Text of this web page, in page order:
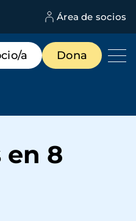
Área de socios
a Dona
en 8